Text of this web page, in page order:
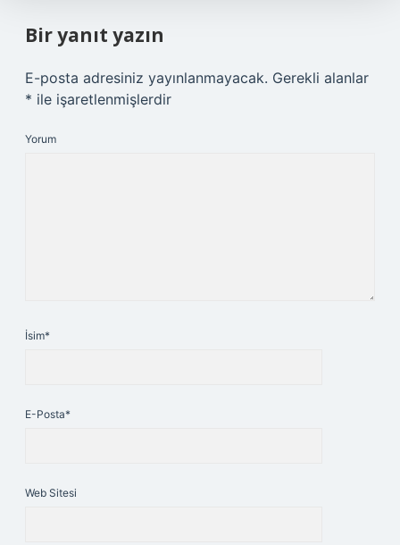
Bir yanıt yazın
E-posta adresiniz yayınlanmayacak. Gerekli alanlar
* ile işaretlenmişlerdir
Yorum
İsim*
E-Posta*
Web Sitesi